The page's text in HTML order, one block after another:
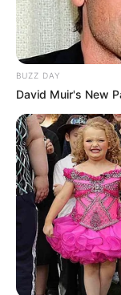
BUZZ DAY
David Muir's New